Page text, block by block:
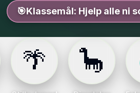
🎯Klassemål: Hjelp alle ni
🌴 🦕